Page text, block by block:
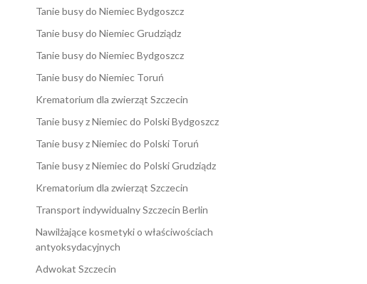
Tanie busy do Niemiec Bydgoszcz
Tanie busy do Niemiec Grudziądz
Tanie busy do Niemiec Bydgoszcz
Tanie busy do Niemiec Toruń
Krematorium dla zwierząt Szczecin
Tanie busy z Niemiec do Polski Bydgoszcz
Tanie busy z Niemiec do Polski Toruń
Tanie busy z Niemiec do Polski Grudziądz
Krematorium dla zwierząt Szczecin
Transport indywidualny Szczecin Berlin
Nawilżające kosmetyki o właściwościach
antyoksydacyjnych
Adwokat Szczecin